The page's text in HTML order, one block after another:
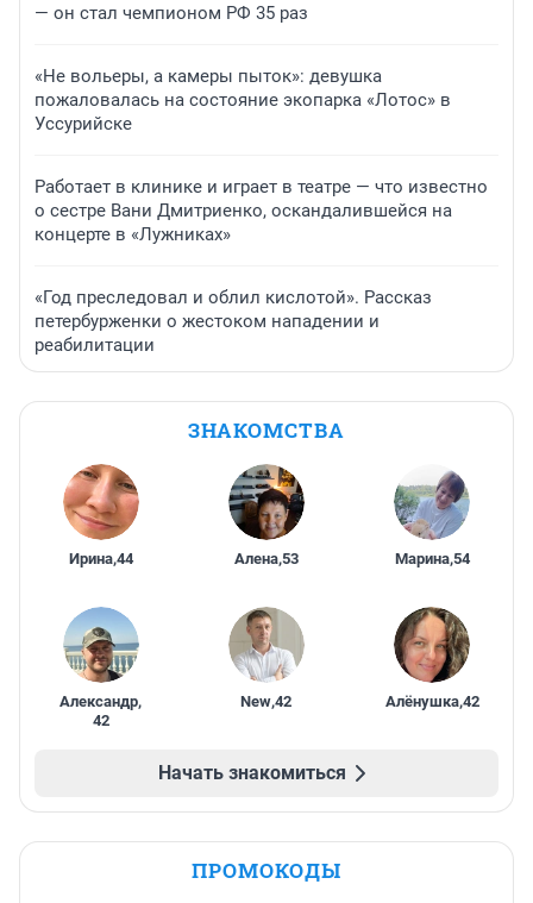
— он стал чемпионом РФ 35 раз
«Не вольеры, а камеры пыток»: девушка
пожаловалась на состояние экопарка «Лотос» в
Уссурийске
Работает в клинике и играет в театре — что известно
о сестре Вани Дмитриенко, оскандалившейся на
концерте в «Лужниках»
«Год преследовал и облил кислотой». Рассказ
петербурженки о жестоком нападении и
реабилитации
ЗНАКОМСТВА
Ирина,44 Алена,53 Марина,54
Александр,
42
New,42 Алёнушка,42
Начать знакомиться
ПРОМОКОДЫ